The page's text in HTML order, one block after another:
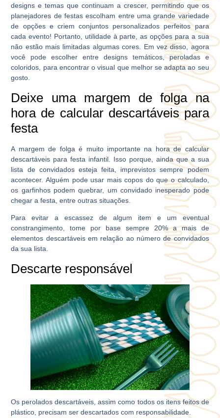
designs e temas que continuam a crescer, permitindo que os
planejadores de festas escolham entre uma grande variedade
de opções e criem conjuntos personalizados perfeitos para
cada evento! Portanto, utilidade à parte, as opções para a sua
não estão mais limitadas algumas cores. Em vez disso, agora
você pode escolher entre designs temáticos, peroladas e
coloridos, para encontrar o visual que melhor se adapta ao seu
gosto.
Deixe uma margem de folga na
hora de calcular descartáveis para
festa
A margem de folga é muito importante na hora de calcular
descartáveis para festa infantil. Isso porque, ainda que a sua
lista de convidados esteja feita, imprevistos sempre podem
acontecer. Alguém pode usar mais copos do que o calculado,
os garfinhos podem quebrar, um convidado inesperado pode
chegar a festa, entre outras situações.
Para evitar a escassez de algum item e um eventual
constrangimento, tome por base sempre 20% a mais de
elementos descartáveis em relação ao número de convidados
da sua lista.
Descarte responsável
Os perolados descartáveis, assim como todos os itens feitos de
plástico, precisam ser descartados com responsabilidade.